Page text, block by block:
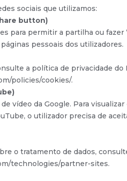
sociais que utilizamos:
button)
para permitir a partilha ou fazer
pessoais dos utilizadores.
a política de privacidade do
policies/cookies/.
vídeo da Google. Para
o utilizador precisa de
o tratamento de dados,
technologies/partner-sites.